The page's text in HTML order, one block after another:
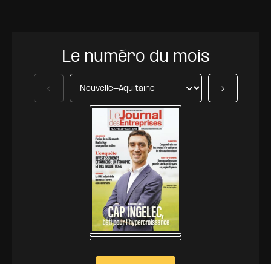
Le numéro du mois
Précédent Suivant